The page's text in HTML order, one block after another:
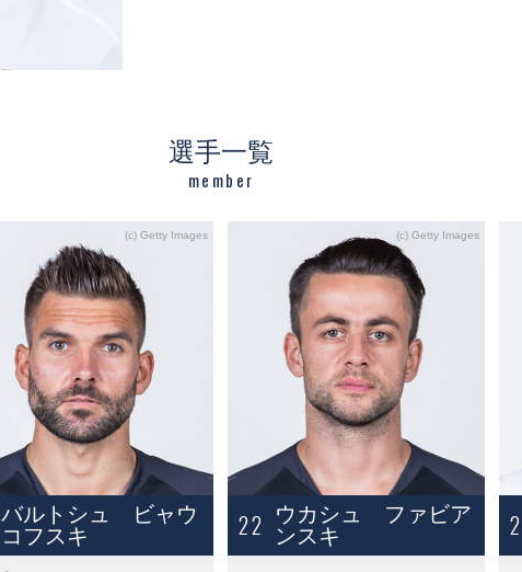
選手一覧
member
バルトシュ ビャウ
コフスキ
22
ウカシュ ファビア
ンスキ
2